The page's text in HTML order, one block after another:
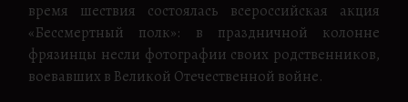
время шествия состоялась всероссийская акция
«Бессмертный полк»: в праздничной колонне
фрязинцы несли фотографии своих родственников,
воевавших в Великой Отечественной войне.